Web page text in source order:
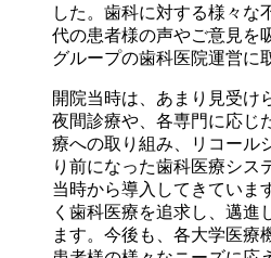
した。歯科に対する様々な
代の患者様の声やご意見を
グループの歯科医院運営に
開院当時は、あまり見受け
夜間診療や、各専門に応じ
療への取り組み、リコール
り前になった歯科医療シス
当時から導入してきていま
く歯科医療を追求し、邁進
ます。今後も、各大学医療